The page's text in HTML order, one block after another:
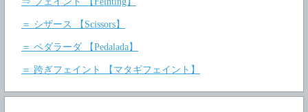
＝ シザース 【Scissors】
＝ ペダラーダ 【Pedalada】
＝ 跨ぎフェイント 【マタギフェイント】